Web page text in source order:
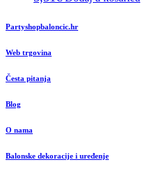
Partyshopbaloncic.hr
Web trgovina
Česta pitanja
Blog
O nama
Balonske dekoracije i uređenje